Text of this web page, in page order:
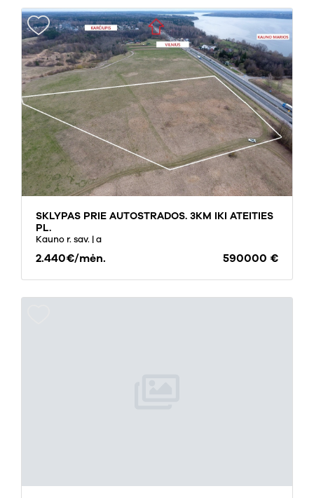
SKLYPAS PRIE AUTOSTRADOS. 3KM IKI ATEITIES
PL.
Kauno r. sav. | a
2.440€/mėn. 590000 €